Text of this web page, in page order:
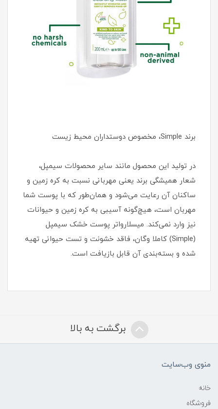
برند Simple، مخصوص دوست‏داران محیط زیست
در تولید این محصول مانند سایر محصولات سیمپل،
شعار همیشگی برند یعنی مهربانی نسبت به کره زمین و
ساکنان آن رعایت می‎‌شود و همان‌طور که با پوست شما
مهربان است، هیچ‌‎گونه آسیبی به کره زمین و حیوانات
نیز وارد نمی‎‌کند. میسلارواتر پوست خشک سیمپل
(Simple) کاملا وگان، فاقد خشونت و تست حیوانی تهیه
شده و بسته‌‎بندی آن قابل بازیافت است.
برگشت به بالا
منوی وب‌سایت
خانه
فروشگاه